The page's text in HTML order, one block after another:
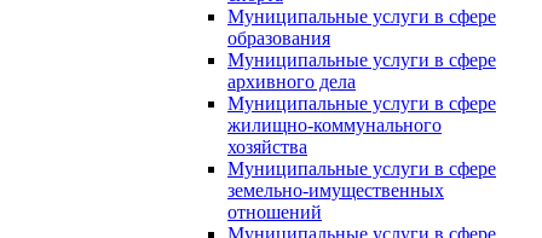
Муниципальные услуги в сфере
образования
Муниципальные услуги в сфере
архивного дела
Муниципальные услуги в сфере
жилищно-коммунального
хозяйства
Муниципальные услуги в сфере
земельно-имущественных
отношений
Муниципальные услуги в сфере